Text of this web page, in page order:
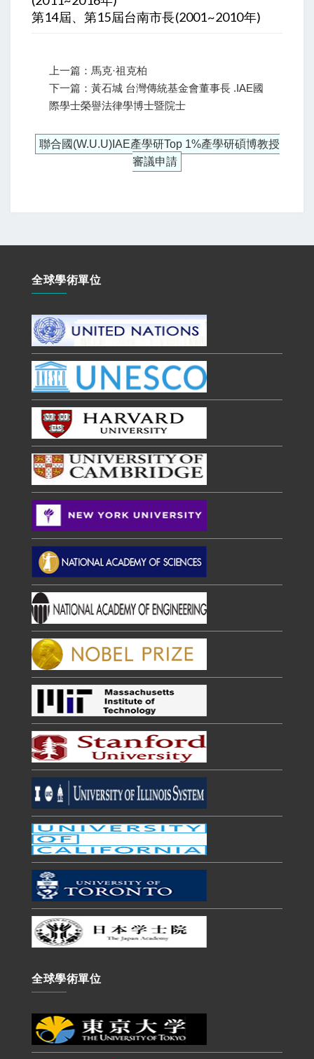
第14屆、第15屆台南市長(2001~2010年)
上一篇：馬克·祖克柏
下一篇：黃石城 台灣傳統基金會董事長 .IAE國
際學士榮譽法律學博士暨院士
聯合國(W.U.U)IAE產學研Top 1%產學研碩博教授
審議申請
全球學術單位
全球學術單位